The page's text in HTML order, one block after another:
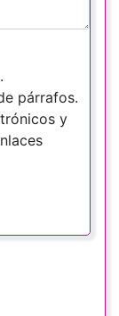
párrafos.
y